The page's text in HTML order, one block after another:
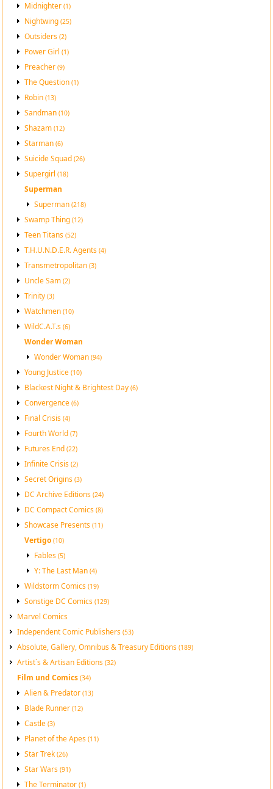
Midnighter(1)
Nightwing(25)
Outsiders(2)
Power Girl(1)
Preacher(9)
The Question(1)
Robin(13)
Sandman(10)
Shazam(12)
Starman(6)
Suicide Squad(26)
Supergirl(18)
Superman
Superman(218)
Swamp Thing(12)
Teen Titans(52)
T.H.U.N.D.E.R. Agents(4)
Transmetropolitan(3)
Uncle Sam(2)
Trinity(3)
Watchmen(10)
WildC.A.T.s(6)
Wonder Woman
Wonder Woman(94)
Young Justice(10)
Blackest Night & Brightest Day(6)
Convergence(6)
Final Crisis(4)
Fourth World(7)
Futures End(22)
Infinite Crisis(2)
Secret Origins(3)
DC Archive Editions(24)
DC Compact Comics(8)
Showcase Presents(11)
Vertigo(10)
Fables(5)
Y: The Last Man(4)
Wildstorm Comics(19)
Sonstige DC Comics(129)
Marvel Comics
Independent Comic Publishers(53)
Absolute, Gallery, Omnibus & Treasury Editions(189)
Artist´s & Artisan Editions(32)
Film und Comics(34)
Alien & Predator(13)
Blade Runner(12)
Castle(3)
Planet of the Apes(11)
Star Trek(26)
Star Wars(91)
The Terminator(1)